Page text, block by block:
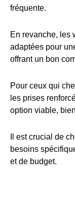
fréquente.
En revanche, les
adaptées pour
offrant un bon
Pour ceux qui
les prises
option viable,
Il est crucial de
besoins
et de budget.